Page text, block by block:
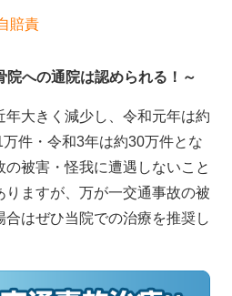
賠責
院への通院は認められる！～
大きく減少し、令和元年は約
件・令和3年は約30万件とな
の被害・怪我に遭遇しないこと
りますが、万が一交通事故の被
はぜひ当院での治療を推奨し